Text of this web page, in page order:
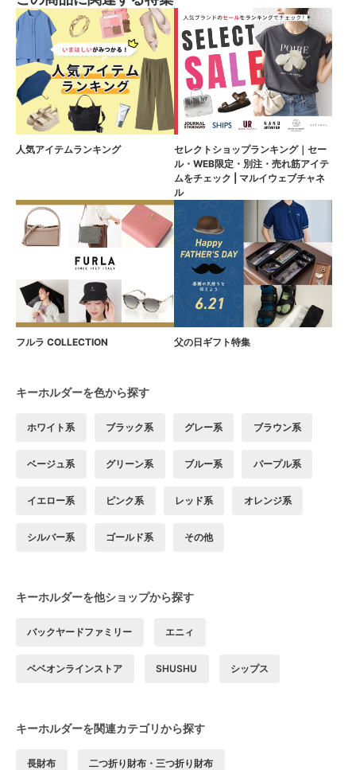
人気アイテムランキング
セレクトショップランキング｜セー
ル・WEB限定・別注・売れ筋アイテ
ムをチェック | マルイウェブチャネ
ル
フルラ COLLECTION 父の日ギフト特集
キーホルダーを色から探す
ホワイト系 ブラック系 グレー系 ブラウン系
ベージュ系 グリーン系 ブルー系 パープル系
イエロー系 ピンク系 レッド系 オレンジ系
シルバー系 ゴールド系 その他
キーホルダーを他ショップから探す
バックヤードファミリー エニィ
ベベオンラインストア SHUSHU シップス
キーホルダーを関連カテゴリから探す
長財布 二つ折り財布・三つ折り財布